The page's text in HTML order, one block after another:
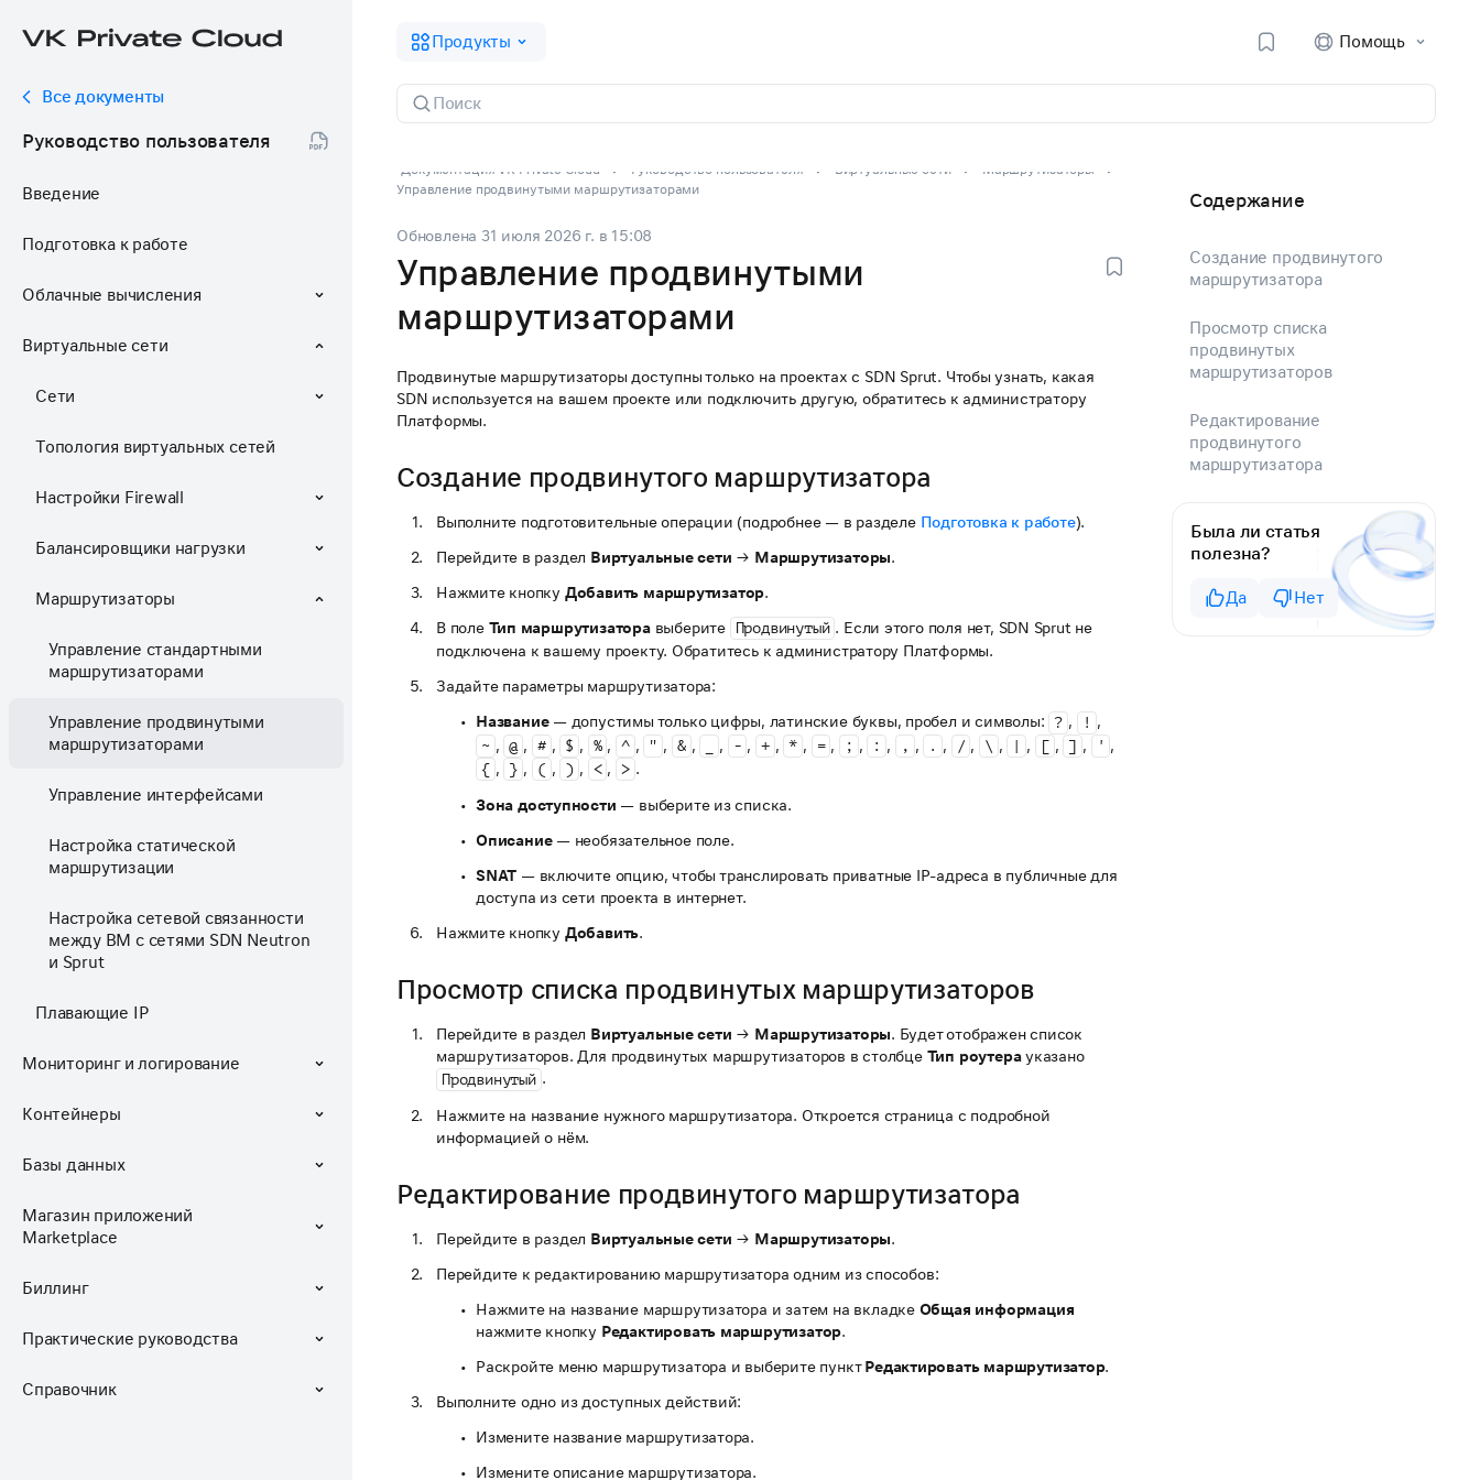
Продукты Помощь
Все документы
Руководство пользователя
Введение
Подготовка к работе
Облачные вычисления
Виртуальные сети
Сети
Топология виртуальных сетей
Настройки Firewall
Балансировщики нагрузки
Маршрутизаторы
Управление стандартными
маршрутизаторами
Управление продвинутыми
маршрутизаторами
Управление интерфейсами
Настройка статической
маршрутизации
Настройка сетевой связанности
между ВМ с сетями SDN Neutron
и Sprut
Плавающие IP
Мониторинг и логирование
Контейнеры
Базы данных
Магазин приложений
Marketplace
Биллинг
Практические руководства
Справочник
Документация VK Private Cloud Руководство пользователя Виртуальные сети
Маршрутизаторы
Управление продвинутыми маршрутизаторами
Обновлена 31 июля 2026 г. в 15:08
Управление продвинутыми
маршрутизаторами
Продвинутые маршрутизаторы доступны только на проектах с SDN Sprut. Чтобы узнать, какая
SDN используется на вашем проекте или подключить другую, обратитесь к администратору
Платформы.
Создание продвинутого маршрутизатора
Выполните подготовительные операции (подробнее — в разделе Подготовка к работе).
Перейдите в раздел Виртуальные сети → Маршрутизаторы.
Нажмите кнопку Добавить маршрутизатор.
В поле Тип маршрутизаторавыберите Продвинутый . Если этого поля нет, SDN Sprut не
подключена к вашему проекту. Обратитесь к администратору Платформы.
Задайте параметры маршрутизатора:
Название— допустимы только цифры, латинские буквы, пробел и символы: ? , ! ,
~ , @ , # , $ , % , ^ , " , & , , - , + , * , = , ; , : , , , . , / , \ , , [ , ] , ' ,
{ , } , ( , ) , < , > .
Зона доступности — выберите из списка.
Описание— необязательное поле.
SNAT — включите опцию, чтобы транслировать приватные IP-адреса в публичные для
доступа из сети проекта в интернет.
Нажмите кнопку Добавить.
Просмотр списка продвинутых маршрутизаторов
Перейдите в раздел Виртуальные сети → Маршрутизаторы. Будет отображен список
маршрутизаторов. Для продвинутых маршрутизаторов в столбце Тип роутерауказано
Продвинутый .
Нажмите на название нужного маршрутизатора. Откроется страница с подробной
информацией о нём.
Редактирование продвинутого маршрутизатора
Перейдите в раздел Виртуальные сети → Маршрутизаторы.
Перейдите к редактированию маршрутизатора одним из способов:
Нажмите на название маршрутизатора и затем на вкладке Общая информация
нажмите кнопку Редактировать маршрутизатор.
Раскройте меню маршрутизатора и выберите пунктРедактировать маршрутизатор.
Выполните одно из доступных действий:
Измените название маршрутизатора.
Измените описание маршрутизатора.
Содержание
Создание продвинутого
маршрутизатора
Просмотр списка
продвинутых
маршрутизаторов
Редактирование
продвинутого
маршрутизатора
Была ли статья
полезна?
Да Нет